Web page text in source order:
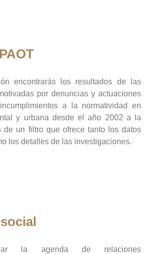
encontrarás los resultados de las
por denuncias y actuaciones
a la normatividad en
y urbana desde el año 2002 a la
de un filtro que ofrece tanto los datos
los detalles de las investigaciones.
la agenda de relaciones